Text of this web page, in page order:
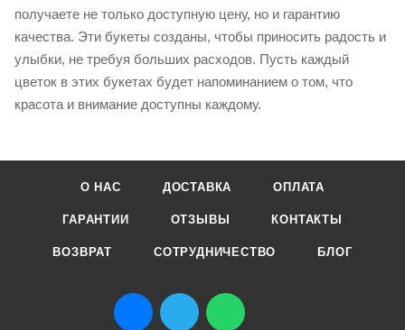
получаете не только доступную цену, но и гарантию
качества. Эти букеты созданы, чтобы приносить радость и
улыбки, не требуя больших расходов. Пусть каждый
цветок в этих букетах будет напоминанием о том, что
красота и внимание доступны каждому.
О НАС ДОСТАВКА ОПЛАТА
ГАРАНТИИ ОТЗЫВЫ КОНТАКТЫ
ВОЗВРАТ СОТРУДНИЧЕСТВО БЛОГ